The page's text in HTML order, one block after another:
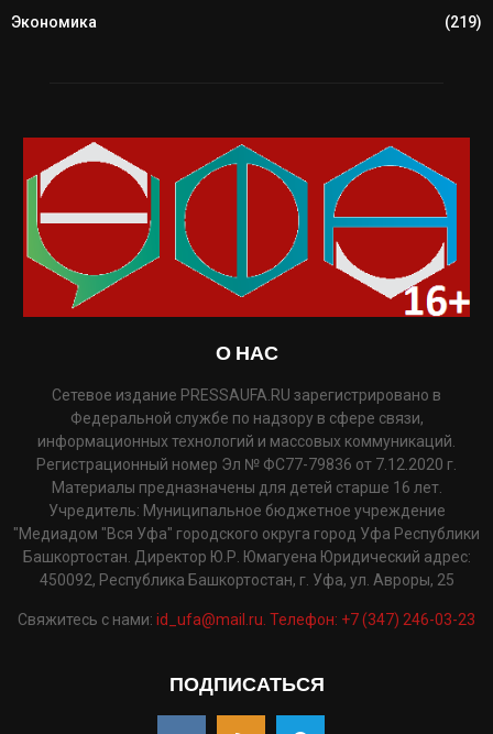
Экономика
(219)
О НАС
Сетевое издание PRESSAUFA.RU зарегистрировано в
Федеральной службе по надзору в сфере связи,
информационных технологий и массовых коммуникаций.
Регистрационный номер Эл № ФС77-79836 от 7.12.2020 г.
Материалы предназначены для детей старше 16 лет.
Учредитель: Муниципальное бюджетное учреждение
"Медиадом "Вся Уфа" городского округа город Уфа Республики
Башкортостан. Директор Ю.Р. Юмагуена Юридический адрес:
450092, Республика Башкортостан, г. Уфа, ул. Авроры, 25
Свяжитесь с нами: id_ufa@mail.ru. Телефон: +7 (347) 246-03-23
ПОДПИСАТЬСЯ